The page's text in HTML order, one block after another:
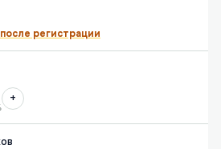
регистрации
+